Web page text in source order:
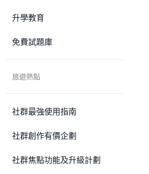
升學教育
免費試題庫
旅遊熱點
社群最強使用指南
社群創作有價企劃
社群焦點功能及升級計劃